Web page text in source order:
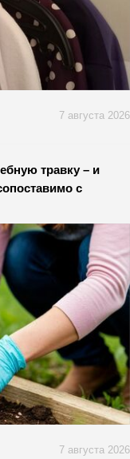
7 августа 2026
травку – и
с
7 августа 2026